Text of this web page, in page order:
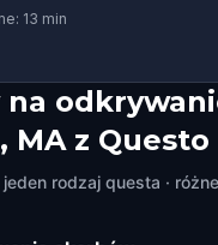
13 min
na
MA z Questo
rodzaj questa ·